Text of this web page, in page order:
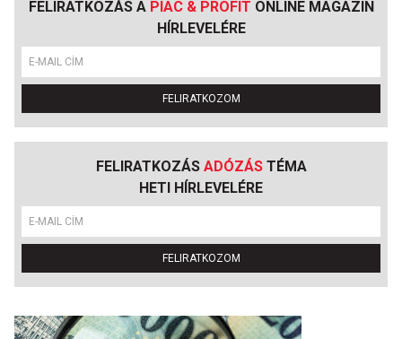
FELIRATKOZÁS A PIAC & PROFIT ONLINE MAGAZIN
HÍRLEVELÉRE
FELIRATKOZOM
FELIRATKOZÁS ADÓZÁSTÉMA
HETI HÍRLEVELÉRE
FELIRATKOZOM